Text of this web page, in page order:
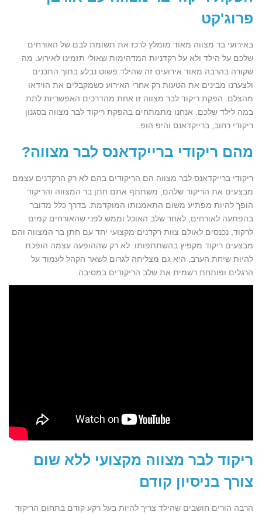
פרוג'קט
באירועי בר מצווה מאוד מומלץ לרכז את תשומת לבם של האורחים
שלכם על הילד ולא על רקדניות המדהימות שאולי תזמינו לאירוע. מה
שקורה בהרבה מאוד אירועים זה שהילד פשוט נבלע בתוך התכנים
ולצערנו מבינים את הטעות רק אחרי האירוע כשמקבלים את הוידאו
מהצלם. הפקת ריקוד לבר מצווה זו אחת מהדרכים האפשריות לתת
במה לילד שלכם. אנחנו מתמתחים בהפקת ריקוד לבר מצווה בסגנון
ריקודי רחוב, ברייקדאנס והיפ הופ.
מהם ריקודי ברייקדאנס לבר מצווה?
ריקודי ברייקדאנס לבר מצווה הם הריקודים בהם לא רק הרקדנים עצמם
מבצעים את הריקוד שלהם, משתתף אתם חתן בר המצווה והריקוד
הופך להיות מפתיע משום התאמנותו המוקדמת. בדרך כלל מדובר
בהפתעה לאורחים, לאחר שלב האוכל וממש לפני שהאורחים קמים
לרקוד, נכנסים לאולם צוות רקדנים מקצועי יחד עם חתן בר המצווה והם
מבצעים ריקוד מקפיץ בהשתתפותו. לא רק שההופעה עצמה הופכת
להיות שיחת הערב, היא גם מצליחה לגרום לשאר הקהל לעמוד על
הרגלים ופותחת רשמית את שלב הריקודים במסיבה.
ריקוד לבר מצווה מקצועי ללא שום
צורך בניסיון קודם
הרבה הורים חושבים שהילד צריך להיות בעל רקע קודם בתחום הריקוד